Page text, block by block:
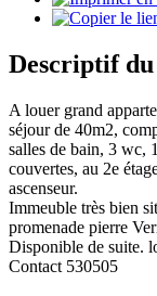
Descriptif
A louer grand
séjour de 40m2,
salles de bain, 3 wc,
couvertes, au 2e
ascenseur.
Immeuble très bien
promenade pierre
Disponible de suite.
Contact 530505